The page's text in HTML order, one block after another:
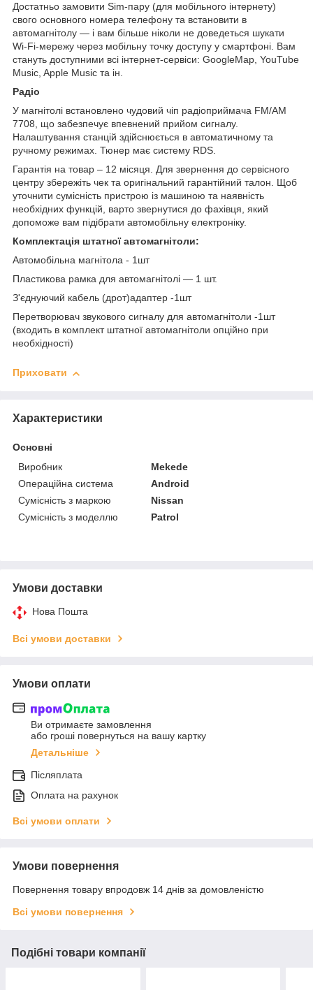
Достатньо замовити Sim-пару (для мобільного інтернету)
свого основного номера телефону та встановити в
автомагнітолу — і вам більше ніколи не доведеться шукати
Wi-Fi-мережу через мобільну точку доступу у смартфоні. Вам
стануть доступними всі інтернет-сервіси: GoogleMap, YouTube
Music, Apple Music та ін.
Радіо
У магнітолі встановлено чудовий чіп радіоприймача FM/AM
7708, що забезпечує впевнений прийом сигналу.
Налаштування станцій здійснюється в автоматичному та
ручному режимах. Тюнер має систему RDS.
Гарантія на товар – 12 місяця. Для звернення до сервісного
центру збережіть чек та оригінальний гарантійний талон. Щоб
уточнити сумісність пристрою із машиною та наявність
необхідних функцій, варто звернутися до фахівця, який
допоможе вам підібрати автомобільну електроніку.
Комплектація штатної автомагнітоли:
Автомобільна магнітола - 1шт
Пластикова рамка для автомагнітолі — 1 шт.
З'єднуючий кабель (дрот)адаптер -1шт
Перетворювач звукового сигналу для автомагнітоли -1шт
(входить в комплект штатної автомагнітоли опційно при
необхідності)
Приховати
Характеристики
Основні
Виробник
Mekede
Операційна система
Android
Сумісність з маркою
Nissan
Сумісність з моделлю
Patrol
Умови доставки
Нова Пошта
Всі умови доставки
Умови оплати
Ви отримаєте замовлення
або гроші повернуться на вашу картку
Детальніше
Післяплата
Оплата на рахунок
Всі умови оплати
Умови повернення
Повернення товару впродовж 14 днів за домовленістю
Всі умови повернення
Подібні товари компанії